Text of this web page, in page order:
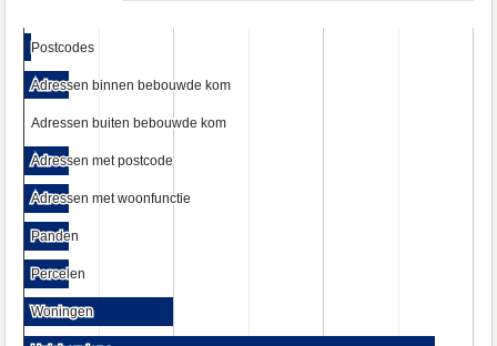
Postcodes
Postcodes
Adressen binnen bebouwde kom
Adressen binnen bebouwde kom
Adressen buiten bebouwde kom
Adressen buiten bebouwde kom
Adressen met postcode
Adressen met postcode
Adressen met woonfunctie
Adressen met woonfunctie
Panden
Panden
Percelen
Percelen
Woningen
Woningen